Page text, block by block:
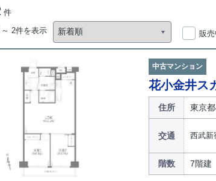
件
～ 2件を表示
販
中古マンション
花小金井ス
住所 東京
交通 西武新
階数 7階建